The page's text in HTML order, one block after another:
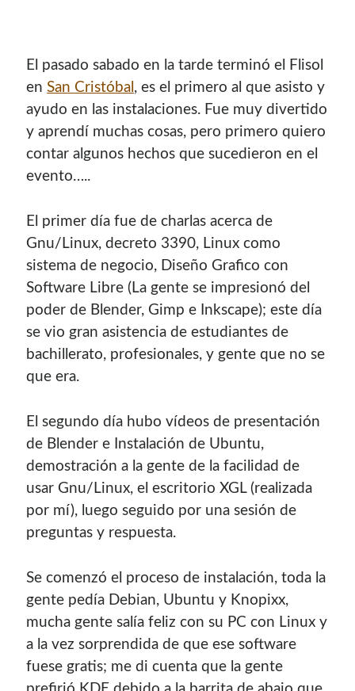
Si deseas vender publicidad en tu propio blog o página
web, te recomiendo usarSeeding UP, buen servicio para
monetizar tu página.
Enlaces de mi sitio viejo
¿Buscas las secciones de mi antiguo sitio?
GNU/Linux
Tutoriales
Descargas
Blogroll Geek
Codigeek0
El Blog de Luis0
Picando Código0
El pasado sabado en la tarde terminó el Flisol
enSan Cristóbal , es el primero al que asisto y
ayudo en las instalaciones. Fue muy divertido
y aprendí­ muchas cosas, pero primero quiero
contar algunos hechos que sucedieron en el
evento…..
El primer dí­a fue de charlas acerca de
Gnu/Linux, decreto 3390, Linux como
sistema de negocio, Diseño Grafico con
Software Libre (La gente se impresionó del
poder de Blender, Gimp e Inkscape); este dí­a
se vio gran asistencia de estudiantes de
bachillerato, profesionales, y gente que no se
que era.
El segundo dí­a hubo ví­deos de presentación
de Blender e Instalación de Ubuntu,
demostración a la gente de la facilidad de
usar Gnu/Linux, el escritorio XGL (realizada
por mí­), luego seguido por una sesión de
preguntas y respuesta.
Se comenzó el proceso de instalación, toda la
gente pedí­a Debian, Ubuntu y Knopixx,
mucha gente salí­a feliz con su PC con Linux y
a la vez sorprendida de que ese software
fuese gratis; me di cuenta que la gente